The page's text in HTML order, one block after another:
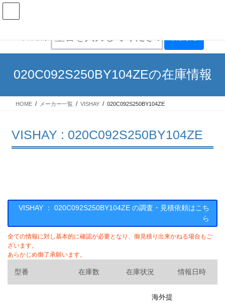
コ
ナ
020C092S250BY104ZEの在庫情報
HOME メーカー一覧 VISHAY 020C092S250BY104ZE
VISHAY : 020C092S250BY104ZE
VISHAY ： 020C092S250BY104ZE の調査・見積依頼はこち
ら
全ての情報に対し基本的に確認が必要となり、御見積り出来かねる場合もご
ざいます。
あらかじめ御了承願います。
型番 在庫数 在庫状況 情報日時
海外提